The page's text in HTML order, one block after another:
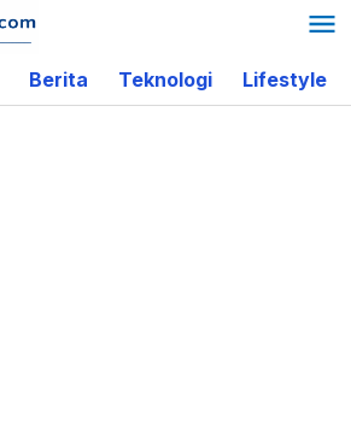
Berita Teknologi Lifestyle